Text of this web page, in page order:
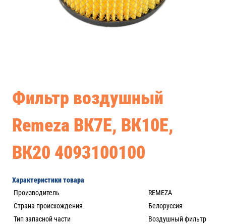
Фильтр воздушный
Remeza ВК7Е, ВК10Е,
ВК20 4093100100
Характеристики товара
Производитель
REMEZA
Страна происхождения
Белоруссия
Тип запасной части
Воздушный фильтр